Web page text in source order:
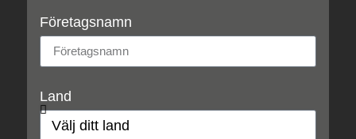
Företagsnamn
Land